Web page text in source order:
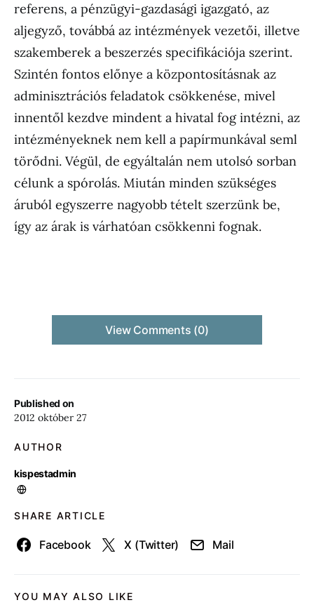
Published on
2012 október 27
AUTHOR
kispestadmin
SHARE ARTICLE
Facebook X (Twitter) Mail
referens, a pénzügyi-gazdasági igazgató, az
aljegyző, továbbá az intézmények vezetői, illetve
szakemberek a beszerzés specifikációja szerint.
Szintén fontos előnye a központosításnak az
adminisztrációs feladatok csökkenése, mivel
innentől kezdve mindent a hivatal fog intézni, az
intézményeknek nem kell a papírmunkával seml
törődni. Végül, de egyáltalán nem utolsó sorban
célunk a spórolás. Miután minden szükséges
áruból egyszerre nagyobb tételt szerzünk be,
így az árak is várhatóan csökkenni fognak.
View Comments (0)
YOU MAY ALSO LIKE